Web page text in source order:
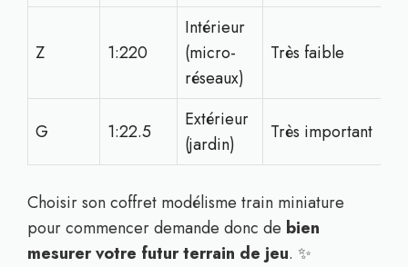
Z 1:220
Intérieur
(micro-
réseaux)
Très faible
G 1:22.5
Extérieur
(jardin)
Très important
Choisir son coffret modélisme train miniature
pour commencer demande donc de bien
mesurer votre futur terrain de jeu. ✨